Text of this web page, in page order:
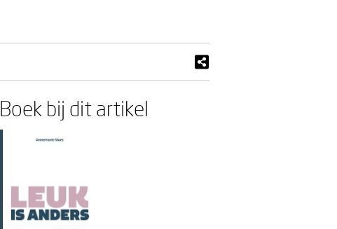
Boek bij dit artikel